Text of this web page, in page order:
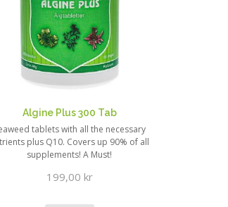
Algine Plus 300 Tab
tablets with all the necessary
plus Q10. Covers up 90% of all
supplements! A Must!
199,00 kr